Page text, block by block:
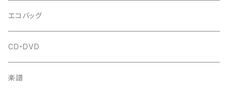
箏柱
柱入
平柱入
琴台
はつね糸
地唄駒
長唄駒
糸駒入
爪駒入
撥入
立奏用譜面台
調子笛・音叉
チューナー・メトロノーム
エコバッグ
CD・DVD
楽譜